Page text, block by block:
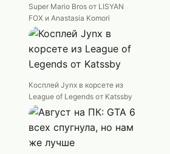
Super Mario Bros от LISYAN
FOX и Anastasia Komori
Косплей Jynx в корсете из
League of Legends от Katssby